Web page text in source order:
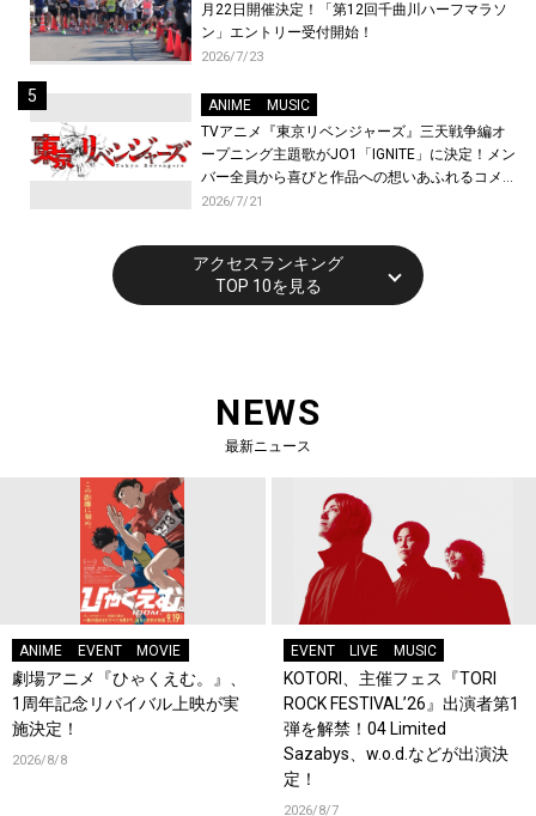
月22日開催決定！「第12回千曲川ハーフマラソ
ン」エントリー受付開始！
2026/7/23
ANIME
MUSIC
TVアニメ『東京リベンジャーズ』三天戦争編オ
ープニング主題歌がJO1「IGNITE」に決定！メン
バー全員から喜びと作品への想いあふれるコメン
トが到着！9月に東京・大阪で先行上映会を開
2026/7/21
アクセスランキング
TOP 10を見る
NEWS
最新ニュース
ANIME EVENT MOVIE
劇場アニメ『ひゃくえむ。』、
1周年記念リバイバル上映が実
施決定！
2026/8/8
EVENT LIVE MUSIC
KOTORI、主催フェス『TORI
ROCK FESTIVAL’26』出演者第1
弾を解禁！04 Limited
Sazabys、w.o.d.などが出演決
定！
2026/8/7